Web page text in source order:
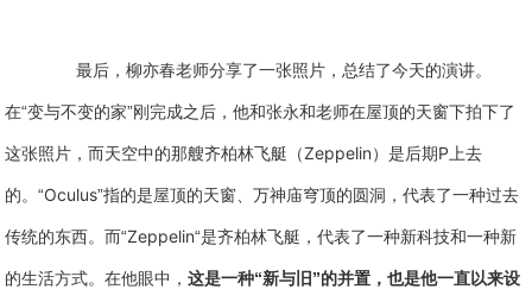
最后，柳亦春老师分享了一张照片，总结了今天的演讲。
在“变与不变的家”刚完成之后，他和张永和老师在屋顶的天窗下拍下了
这张照片，而天空中的那艘齐柏林飞艇（Zeppelin）是后期P 上去
的。“Oculus”指的是屋顶的天窗、万神庙穹顶的圆洞，代表了一种过去
传统的东西。而“Zeppelin“是齐柏林飞艇，代表了一种新科技和一种新
的生活方式。在他眼中，这是一种“新与旧”的并置，也是他一直以来设